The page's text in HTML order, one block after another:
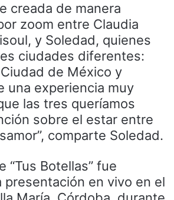
creada de manera
zoom entre Claudia
y Soledad, quienes
ciudades diferentes:
de México y
una experiencia muy
las tres queríamos
sobre el estar entre
comparte Soledad.
“Tus Botellas” fue
presentación en vivo en el